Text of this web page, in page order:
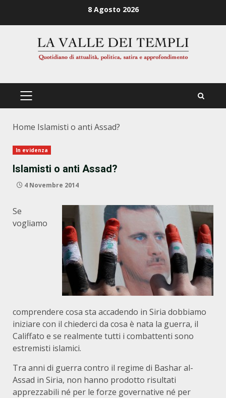
8 Agosto 2026
PRIMÄRES
Home Islamisti o anti Assad?
In evidenza
Islamisti o anti Assad?
4 Novembre 2014
Se
vogliamo
comprendere cosa sta accadendo in Siria dobbiamo
iniziare con il chiederci da cosa è nata la guerra, il
Califfato e se realmente tutti i combattenti sono
estremisti islamici.
Tra anni di guerra contro il regime di Bashar al-
Assad in Siria, non hanno prodotto risultati
apprezzabili né per le forze governative né per